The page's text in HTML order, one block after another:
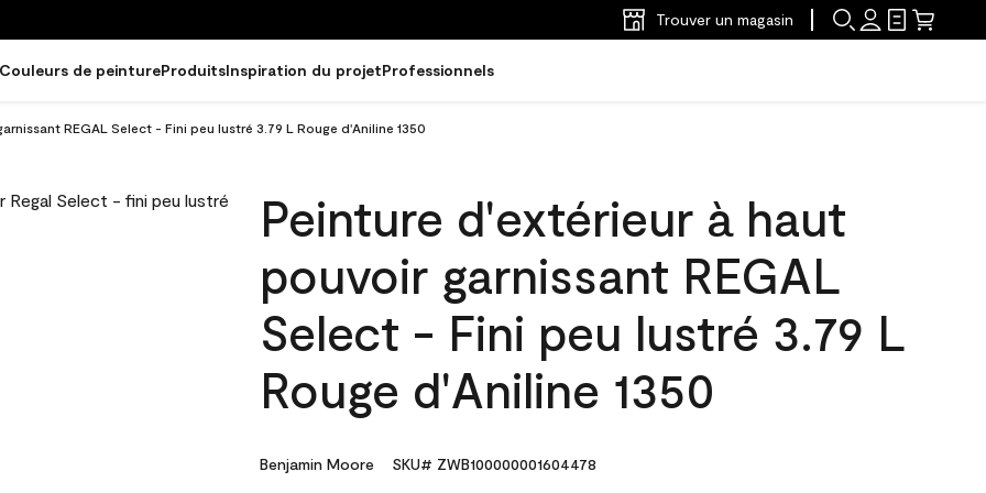
Trouver un magasin
Couleurs de peintureProduitsInspiration du projetProfessionnels
REGAL Select - Fini peu lustré 3.79 L Rouge d'Aniline 1350
Peinture d'extérieur à haut
pouvoir garnissant REGAL
Select - Fini peu lustré 3.79 L
Rouge d'Aniline 1350
Benjamin Moore SKU# ZWB100000001604478